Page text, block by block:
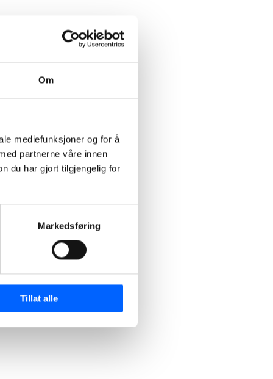
Om
mediefunksjoner og for å
partnerne våre innen
du har gjort tilgjengelig for
Markedsføring
Tillat alle